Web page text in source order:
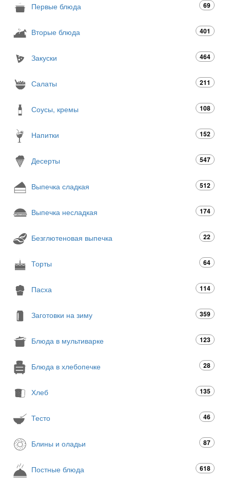
Первые блюда 69
Вторые блюда 401
Закуски 464
Салаты 211
Соусы, кремы 108
Напитки 152
Десерты 547
Выпечка сладкая 512
Выпечка несладкая 174
Безглютеновая выпечка 22
Торты 64
Пасха 114
Заготовки на зиму 359
Блюда в мультиварке 123
Блюда в хлебопечке 28
Хлеб 135
Тесто 46
Блины и оладьи 87
Постные блюда 618